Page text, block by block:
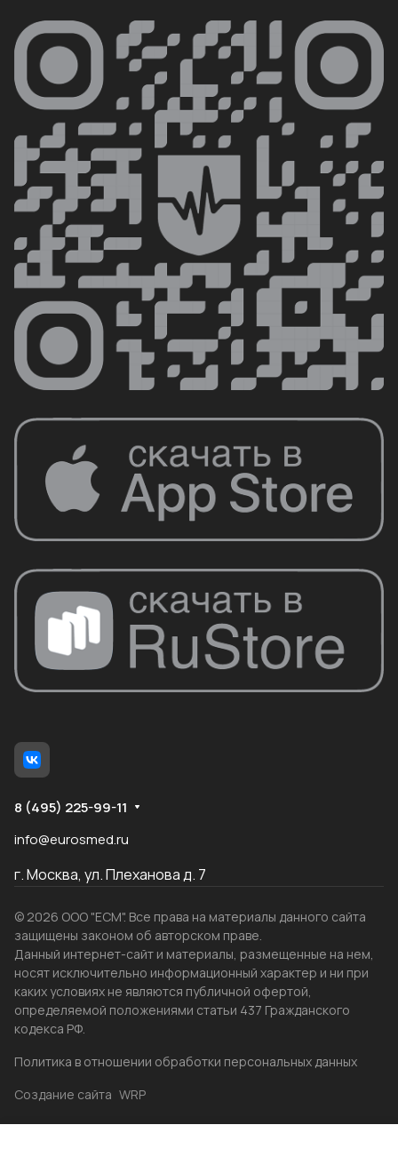
8 (495) 225-99-11
info@eurosmed.ru
г. Москва, ул. Плеханова д. 7
© 2026 ООО "ЕСМ". Все права на материалы данного сайта
защищены законом об авторском праве.
Данный интернет-сайт и материалы, размещенные на нем,
носят исключительно информационный характер и ни при
каких условиях не являются публичной офертой,
определяемой положениями статьи 437 Гражданского
кодекса РФ.
Политика в отношении обработки персональных данных
Создание сайта WRP